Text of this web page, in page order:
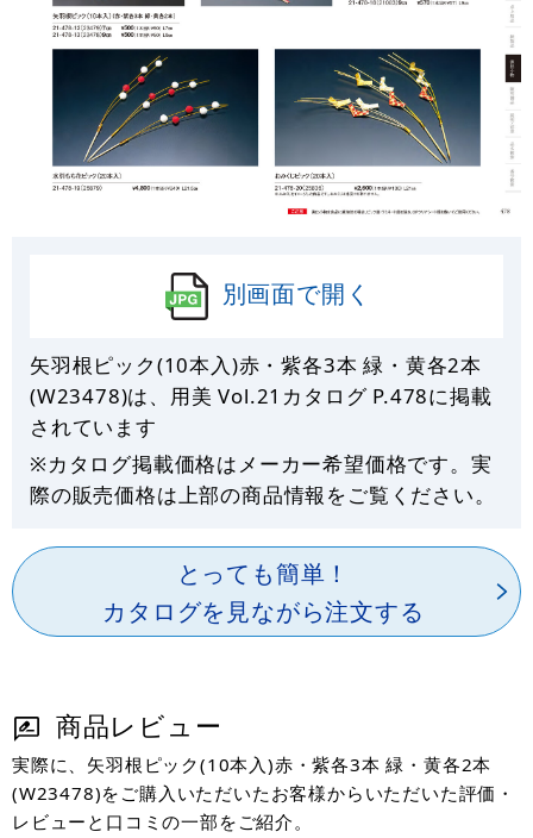
別画面で開く
矢羽根ピック(10本入)赤・紫各3本 緑・黄各2本
(W23478)は、用美 Vol.21カタログ P.478に掲載
されています
※カタログ掲載価格はメーカー希望価格です。実
際の販売価格は上部の商品情報をご覧ください。
とっても簡単！
カタログを見ながら注文する
商品レビュー
実際に、矢羽根ピック(10本入)赤・紫各3本 緑・黄各2本
(W23478)をご購入いただいたお客様からいただいた評価・
レビューと口コミの一部をご紹介。